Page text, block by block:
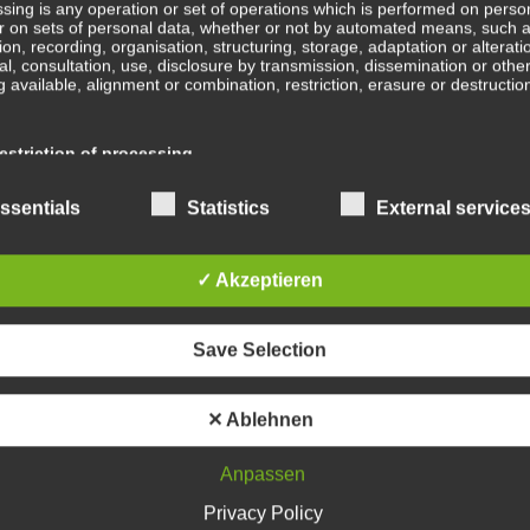
is any operation or set of operations which is performed on
on sets of personal data, whether or not by automated means, such
recording, organisation, structuring, storage, adaptation or
consultation, use, disclosure by transmission, dissemination or
available, alignment or combination, restriction, erasure or
of processing
of processing is the marking of stored personal data with the aim
their processing in the future.
means any form of automated processing of personal data consisting
of personal data to evaluate certain personal aspects relating to a
in particular to analyse or predict aspects concerning that natural
at work, economic situation, health, personal preferences,
behaviour, location or movements.
Statistics External services
✓ Akzeptieren
Save Selection
✕ Ablehnen
Anpassen
Privacy Policy